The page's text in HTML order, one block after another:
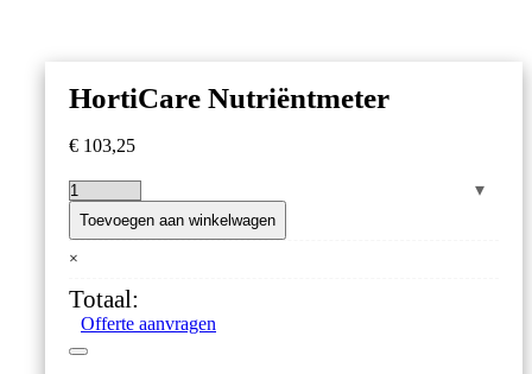
HortiCare Nutriëntmeter
€ 103,25
HortiCare
Nutriëntmeter
aantal
Toevoegen aan winkelwagen
×
Totaal:
Offerte aanvragen